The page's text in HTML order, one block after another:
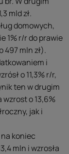
mld zł.
domowych,
1% r/r do prawie
497 mln zł).
i
o 11,3% r/r,
ten w drugim
wzrost o 13,6%
jak i
koniec
mln i wzrosła